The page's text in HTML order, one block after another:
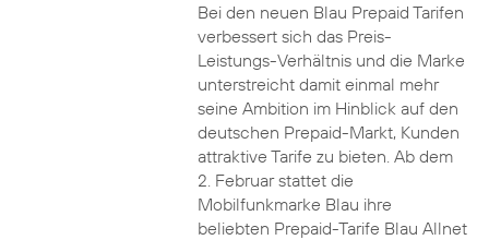
Bei den neuen Blau Prepaid Tarifen
verbessert sich das Preis-
Leistungs-Verhältnis und die Marke
unterstreicht damit einmal mehr
seine Ambition im Hinblick auf den
deutschen Prepaid-Markt, Kunden
attraktive Tarife zu bieten. Ab dem
2. Februar stattet die
Mobilfunkmarke Blau ihre
beliebten Prepaid-Tarife Blau Allnet